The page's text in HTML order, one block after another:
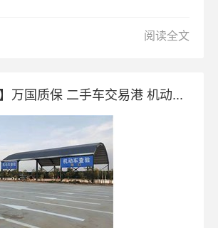
阅读全文
万国质保 二手车交易港 机动...